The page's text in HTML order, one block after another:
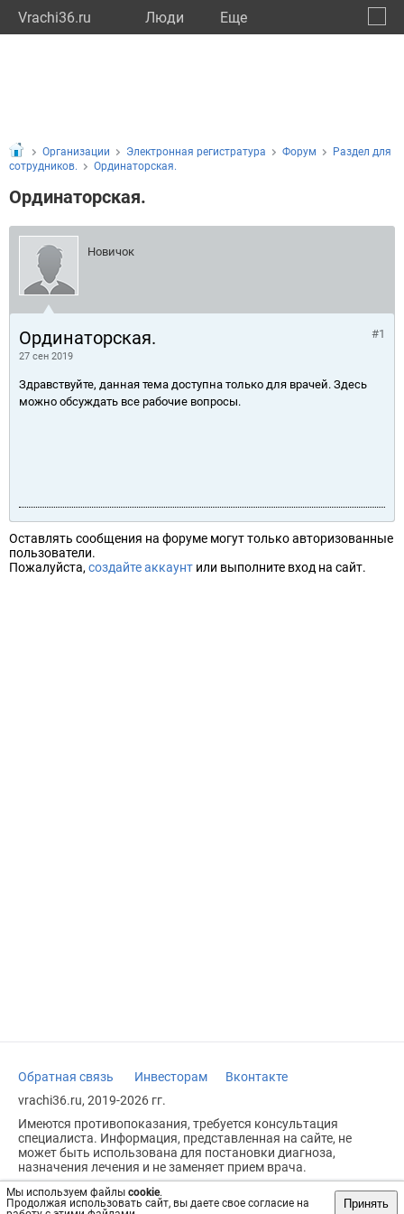
Vrachi36.ru Люди Eще
Мы используем файлы cookie.
Продолжая использовать сайт, вы даете свое согласие на
Принять
Организации Электронная регистратура Форум
Раздел для
сотрудников.
Ординаторская.
Ординаторская.
Новичок
Ординаторская.
27 сен 2019
#1
Здравствуйте, данная тема доступна только для врачей. Здесь
можно обсуждать все рабочие вопросы.
Оставлять сообщения на форуме могут только авторизованные
пользователи.
Пожалуйста, создайте аккаунт или выполните вход на сайт.
Обратная связь Инвесторам
Вконтакте
vrachi36.ru, 2019-2026 гг.
Имеются противопоказания, требуется консультация
специалиста. Информация, представленная на сайте, не
может быть использована для постановки диагноза,
назначения лечения и не заменяет прием врача.
Возрастное ограничение: 18+